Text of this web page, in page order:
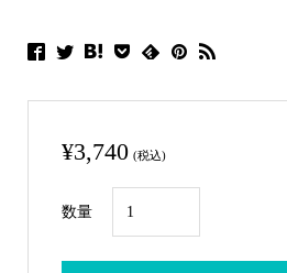
¥3,740 (税込)
数量
18C
糸